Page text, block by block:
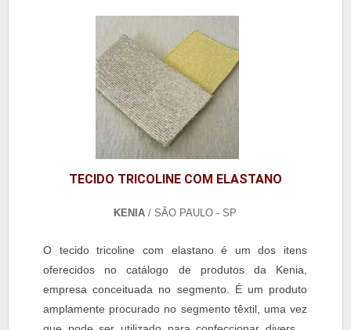
TECIDO TRICOLINE COM ELASTANO
KENIA / SÃO PAULO - SP
O tecido tricoline com elastano é um dos itens
oferecidos no catálogo de produtos da Kenia,
empresa conceituada no segmento. É um produto
amplamente procurado no segmento têxtil, uma vez